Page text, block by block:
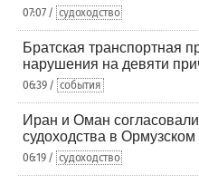
07:07 / судоходство
Братская транспортная
нарушения на девяти
06:39 / события
Иран и Оман
судоходства в
06:19 / судоходство